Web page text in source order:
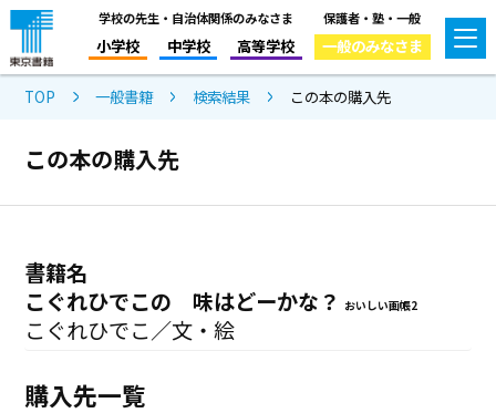
学校の先生・自治体関係のみなさま
小学校 中学校 高等学校
保護者・塾・一般
一般のみなさま
TOP 一般書籍 検索結果 この本の購入先
この本の購入先
書籍名
こぐれひでこの 味はどーかな？ おいしい画帳2
こぐれひでこ／文・絵
購入先一覧